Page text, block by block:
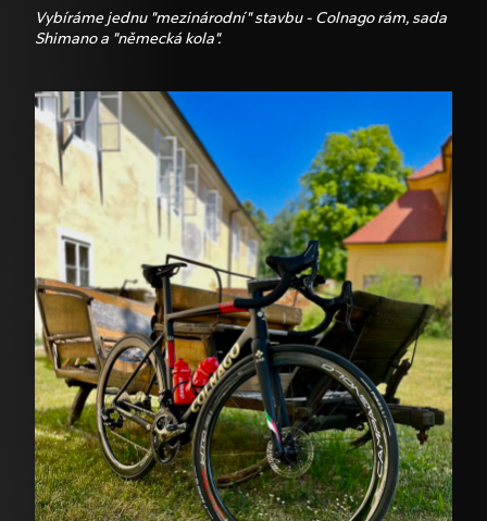
Vybíráme jednu "mezinárodní" stavbu - Colnago rám, sada
Shimano a "německá kola".